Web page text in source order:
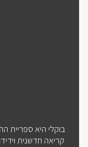
בוקלי היא ספריית
קריאה חדשנית